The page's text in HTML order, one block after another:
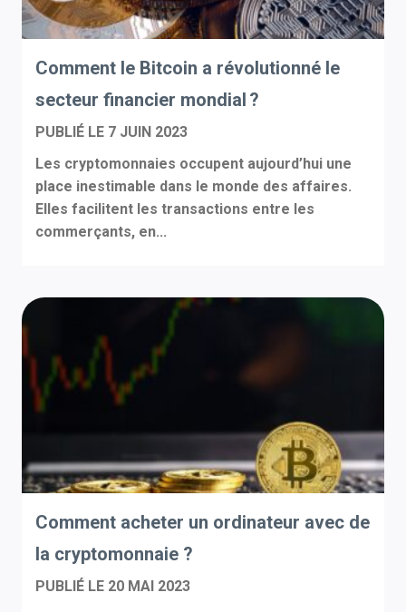
Comment le Bitcoin a révolutionné le
secteur financier mondial ?
PUBLIÉ LE 7 JUIN 2023
Les cryptomonnaies occupent aujourd’hui une
place inestimable dans le monde des affaires.
Elles facilitent les transactions entre les
commerçants, en...
Comment acheter un ordinateur avec de
la cryptomonnaie ?
PUBLIÉ LE 20 MAI 2023